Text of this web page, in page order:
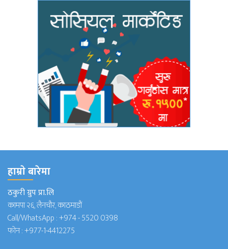
हाम्राे बारेमा
ठकुरी ग्रुप प्रा.लि
कामपा २६, लैनचौर, काठमाडौं
Call/WhatsApp :+974 - 5520 0398
फोन :+977-1-4412275